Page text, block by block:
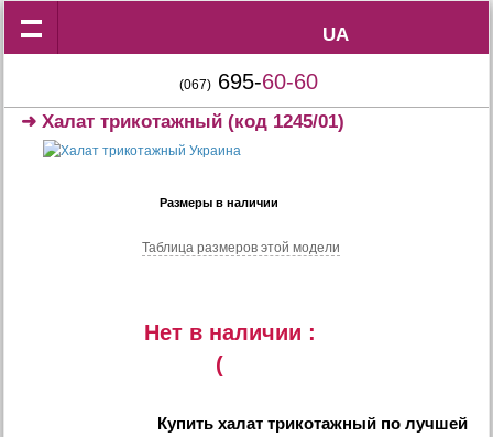
UA
UA
(067) 695-60-60
➜Халат трикотажный (код 1245/01)
Размеры в наличии
Таблица размеров этой модели
Нет в наличии :
(
Купить халат трикотажныйпо лучшей